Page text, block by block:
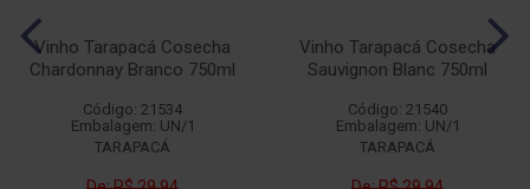
Vinho Tarapacá Cosecha
Chardonnay Branco 750ml
Código: 21534
Embalagem: UN/1
TARAPACÁ
Vinho Tarapacá Cosecha
Sauvignon Blanc 750ml
Código: 21540
Embalagem: UN/1
TARAPACÁ